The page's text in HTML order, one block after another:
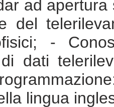
ad
del
-
di dati
lingua